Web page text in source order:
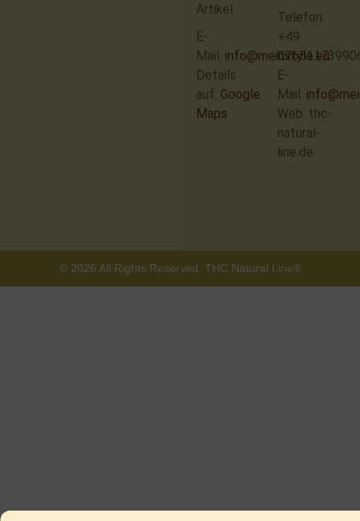
Telefon:
+49
E-
Mail:
Web: thc-
natural-
line.de
Artikel
E-
Mail: info@meinstyle.eu
Details
auf: Google
Maps
© 2026 All Rights Reserved. THC Natural Line®